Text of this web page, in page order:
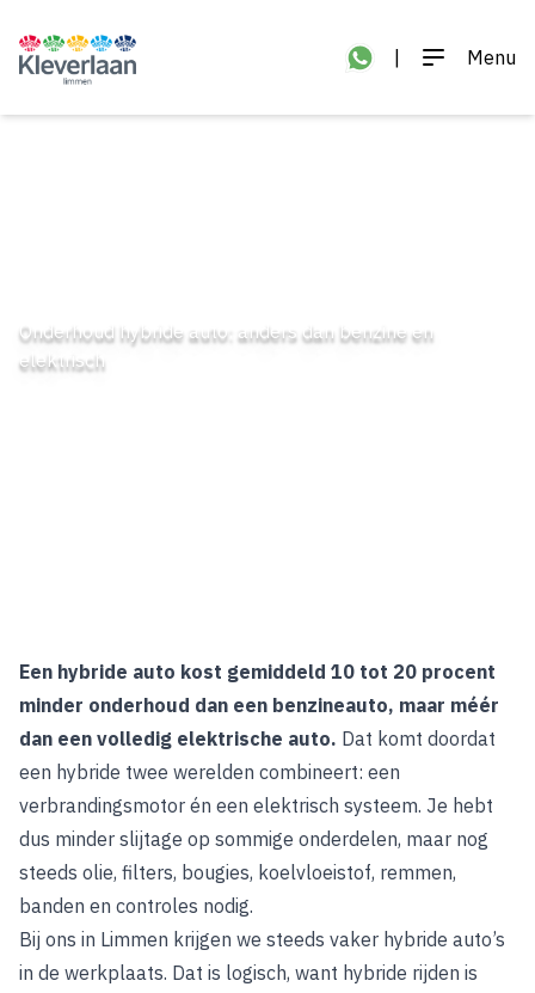
Menu
Onderhoud hybride auto: anders dan benzine en
elektrisch
Een hybride auto kost gemiddeld 10 tot 20 procent
minder onderhoud dan een benzineauto, maar méér
dan een volledig elektrische auto. Dat komt doordat
een hybride twee werelden combineert: een
verbrandingsmotor én een elektrisch systeem. Je hebt
dus minder slijtage op sommige onderdelen, maar nog
steeds olie, filters, bougies, koelvloeistof, remmen,
banden en controles nodig.
Bij ons in Limmen krijgen we steeds vaker hybride auto’s
in de werkplaats. Dat is logisch, want hybride rijden is